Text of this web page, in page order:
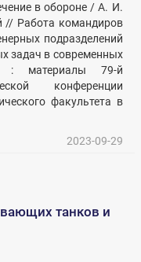
в обороне / А. И.
// Работа командиров
подразделений
задач в современных
: материалы 79-й
конференции
факультета в
2023-09-29
танков и